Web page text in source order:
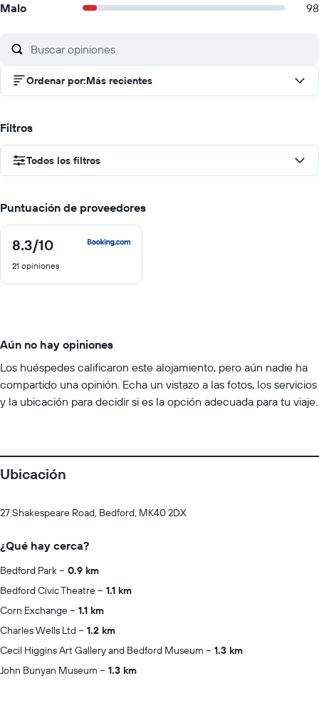
Malo
98
Ordenar por:Más recientes
Filtros
Todos los filtros
Puntuación de proveedores
8.3/10
8.3
10
21 opiniones
Aún no hay opiniones
Los huéspedes calificaron este alojamiento, pero aún nadie ha
compartido una opinión. Echa un vistazo a las fotos, los servicios
y la ubicación para decidir si es la opción adecuada para tu viaje.
Ubicación
27 Shakespeare Road, Bedford, MK40 2DX
¿Qué hay cerca?
Bedford Park
0.9 km
Bedford Civic Theatre
1.1 km
Corn Exchange
1.1 km
Charles Wells Ltd
1.2 km
Cecil Higgins Art Gallery and Bedford Museum
1.3 km
John Bunyan Museum
1.3 km